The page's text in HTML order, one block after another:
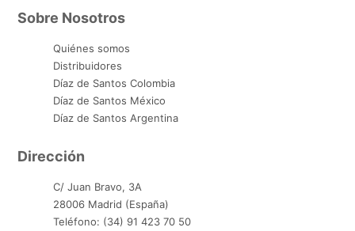
Sobre Nosotros
Quiénes somos
Distribuidores
Díaz de Santos Colombia
Díaz de Santos México
Díaz de Santos Argentina
Dirección
C/ Juan Bravo, 3A
28006 Madrid (España)
Teléfono: (34) 91 423 70 50